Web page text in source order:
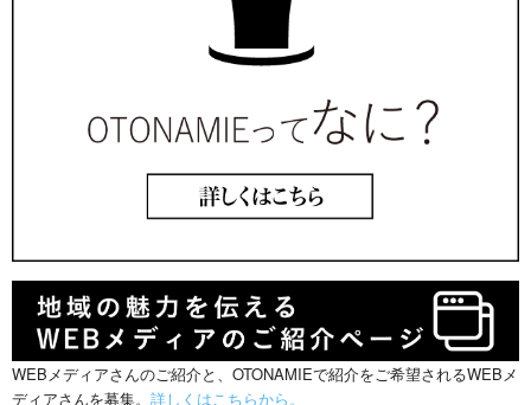
WEBメディアさんのご紹介と、OTONAMIEで紹介をご希望されるWEBメ
ディアさんを募集。 詳しくはこちらから。